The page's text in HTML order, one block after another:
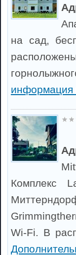
на сад,
информация
Комплекс
Wi-Fi. В